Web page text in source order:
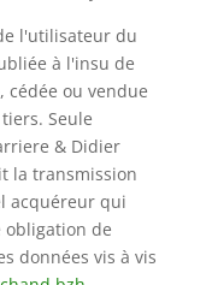
l'utilisateur du
à l'insu de
ou vendue
Seule
& Didier
la transmission
acquéreur qui
obligation de
données vis à vis